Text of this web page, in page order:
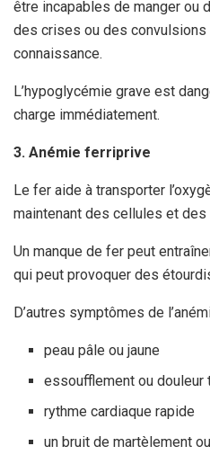
être incapables de manger ou
des crises ou des
connaissance.
L’hypoglycémie grave est
charge immédiatement.
3. Anémie ferriprive
Le fer aide à transporter
maintenant des cellules et
Un manque de fer peut
qui peut provoquer des
D’autres symptômes de
peau pâle ou jaune
essoufflement ou douleur
rythme cardiaque rapide
un bruit de martèlement